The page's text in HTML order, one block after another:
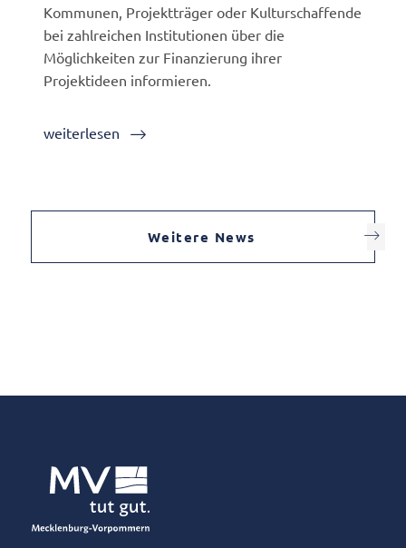
Kommunen, Projektträger oder Kulturschaffende
bei zahlreichen Institutionen über die
Möglichkeiten zur Finanzierung ihrer
Projektideen informieren.
weiterlesen
Weitere News